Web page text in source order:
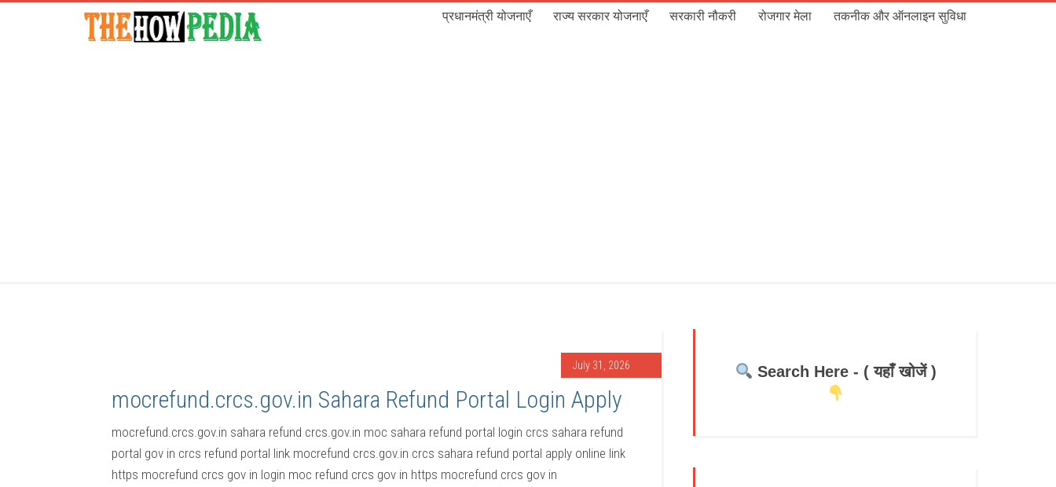
प्रधानमंत्री योजनाएँ राज्य सरकार योजनाएँ सरकारी नौकरी रोजगार मेला तकनीक और ऑनलाइन सुविधा
July 31, 2026
mocrefund.crcs.gov.in Sahara Refund Portal Login Apply
mocrefund.crcs.gov.in sahara refund crcs.gov.in moc sahara refund portal login crcs sahara refund
portal gov in crcs refund portal link mocrefund crcs.gov.in crcs sahara refund portal apply online link
https mocrefund crcs gov in login moc refund crcs gov in https mocrefund crcs gov in
Search Here - ( यहाँ खोजें )